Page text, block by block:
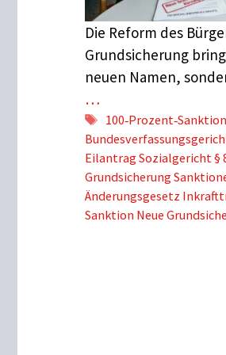
Die Reform des
Grundsicherung
neuen Namen,
…
Schlagwörter
Eilantrag Sozialgericht §
Grundsicherung
Änderungsgesetz
Sanktion Neue